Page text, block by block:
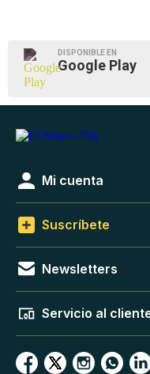
DISPONIBLE EN
Google Play
Mi cuenta
Suscríbete
Newsletters
Servicio al